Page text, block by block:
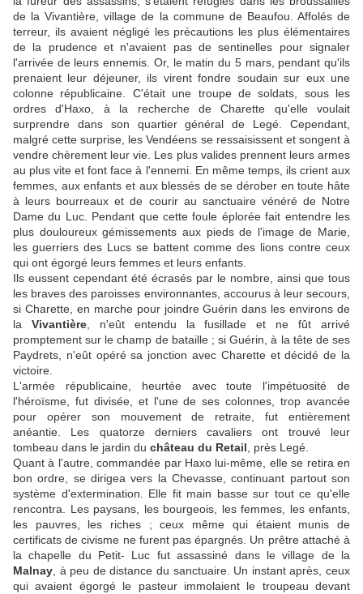
de la Vivantière, village de la commune de Beaufou. Affolés de
terreur, ils avaient négligé les précautions les plus élémentaires
de la prudence et n'avaient pas de sentinelles pour signaler
l'arrivée de leurs ennemis. Or, le matin du 5 mars, pendant qu'ils
prenaient leur déjeuner, ils virent fondre soudain sur eux une
colonne républicaine. C'était une troupe de soldats, sous les
ordres d'Haxo, à la recherche de Charette qu'elle voulait
surprendre dans son quartier général de Legé. Cependant,
malgré cette surprise, les Vendéens se ressaisissent et songent à
vendre chèrement leur vie. Les plus valides prennent leurs armes
au plus vite et font face à l'ennemi. En même temps, ils crient aux
femmes, aux enfants et aux blessés de se dérober en toute hâte
à leurs bourreaux et de courir au sanctuaire vénéré de Notre
Dame du Luc. Pendant que cette foule éplorée fait entendre les
plus douloureux gémissements aux pieds de l'image de Marie,
les guerriers des Lucs se battent comme des lions contre ceux
qui ont égorgé leurs femmes et leurs enfants.
Ils eussent cependant été écrasés par le nombre, ainsi que tous
les braves des paroisses environnantes, accourus à leur secours,
si Charette, en marche pour joindre Guérin dans les environs de
la Vivantière, n'eût entendu la fusillade et ne fût arrivé
promptement sur le champ de bataille ; si Guérin, à la tête de ses
Paydrets, n'eût opéré sa jonction avec Charette et décidé de la
victoire.
L'armée républicaine, heurtée avec toute l'impétuosité de
l'héroïsme, fut divisée, et l'une de ses colonnes, trop avancée
pour opérer son mouvement de retraite, fut entièrement
anéantie. Les quatorze derniers cavaliers ont trouvé leur
tombeau dans le jardin du château du Retail , près Legé.
Quant à l'autre, commandée par Haxo lui-même, elle se retira en
bon ordre, se dirigea vers la Chevasse, continuant partout son
système d'extermination. Elle fit main basse sur tout ce qu'elle
rencontra. Les paysans, les bourgeois, les femmes, les enfants,
les pauvres, les riches ; ceux même qui étaient munis de
certificats de civisme ne furent pas épargnés. Un prêtre attaché à
la chapelle du Petit- Luc fut assassiné dans le village de la
Malnay , à peu de distance du sanctuaire. Un instant après, ceux
qui avaient égorgé le pasteur immolaient le troupeau devant